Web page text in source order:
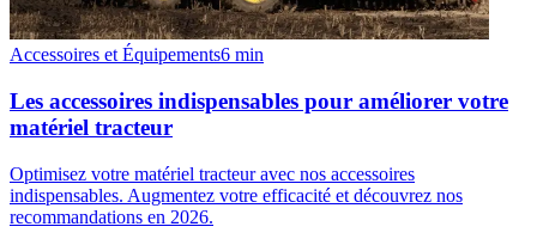
Accessoires et Équipements6 min
Les accessoires indispensables pour améliorer votre
matériel tracteur
Optimisez votre matériel tracteur avec nos accessoires
indispensables. Augmentez votre efficacité et découvrez nos
recommandations en 2026.